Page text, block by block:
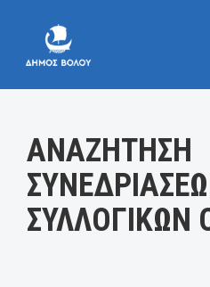
ΑΝΑΖΗΤΗΣΗ
ΣΥΛΛΟΓΙΚΩΝ